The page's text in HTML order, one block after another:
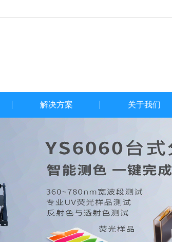
解决方案 关于我们